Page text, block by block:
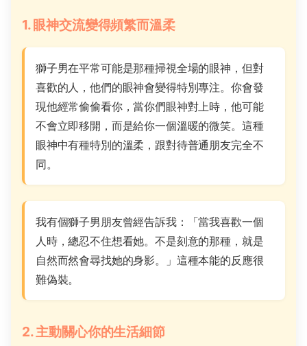
1. 眼神交流變得頻繁而溫柔
獅子男在平常可能是那種掃視全場的眼神，但對
喜歡的人，他們的眼神會變得特別專注。你會發
現他經常偷偷看你，當你們眼神對上時，他可能
不會立即移開，而是給你一個溫暖的微笑。這種
眼神中有種特別的溫柔，跟對待普通朋友完全不
同。
我有個獅子男朋友曾經告訴我：「當我喜歡一個
人時，總忍不住想看她。不是刻意的那種，就是
自然而然會尋找她的身影。」這種本能的反應很
難偽裝。
2. 主動關心你的生活細節